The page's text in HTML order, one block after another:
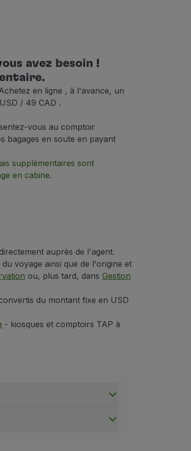
articles, n'excédant pas le poids maximum
voyage.
les médicaments essentiels ou
si vous voyagez dans la rangée de secours
et autres équipements similaires de leurs
crochets, clés, montres, pièces de
manteau et votre ceinture. Dans certains
nourriture en quantité adaptée à la durée
élevée pour vos bagage en cabine.
;
avez besoin !
en ligne , à l'avance, un
/ 49 CAD .
vous au comptoir
bagages en soute en payant
supplémentaires sont
en cabine.
auprès de l'agent.
voyage ainsi que de l'origine et
ou, plus tard, dans Gestion
du montant fixe en USD
- kiosques et comptoirs TAP à